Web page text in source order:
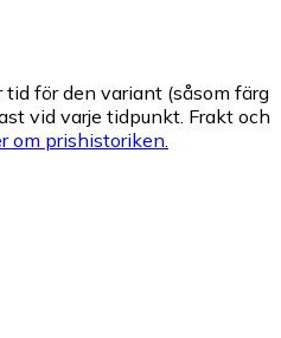
för den variant (såsom färg
vid varje tidpunkt. Frakt och
om prishistoriken.